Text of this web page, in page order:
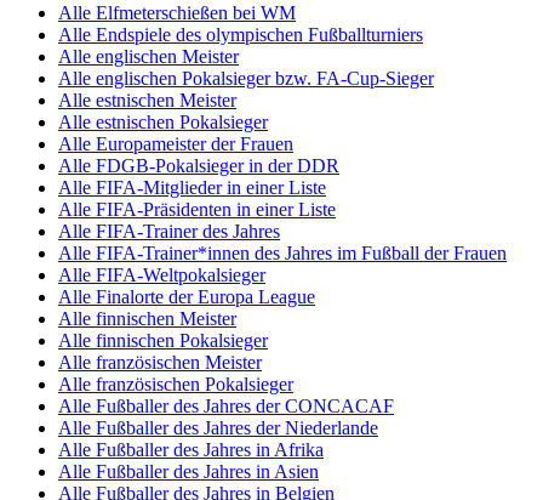
Alle Elfmeterschießen bei WM
Alle Endspiele des olympischen Fußballturniers
Alle englischen Meister
Alle englischen Pokalsieger bzw. FA-Cup-Sieger
Alle estnischen Meister
Alle estnischen Pokalsieger
Alle Europameister der Frauen
Alle FDGB-Pokalsieger in der DDR
Alle FIFA-Mitglieder in einer Liste
Alle FIFA-Präsidenten in einer Liste
Alle FIFA-Trainer des Jahres
Alle FIFA-Trainer*innen des Jahres im Fußball der Frauen
Alle FIFA-Weltpokalsieger
Alle Finalorte der Europa League
Alle finnischen Meister
Alle finnischen Pokalsieger
Alle französischen Meister
Alle französischen Pokalsieger
Alle Fußballer des Jahres der CONCACAF
Alle Fußballer des Jahres der Niederlande
Alle Fußballer des Jahres in Afrika
Alle Fußballer des Jahres in Asien
Alle Fußballer des Jahres in Belgien